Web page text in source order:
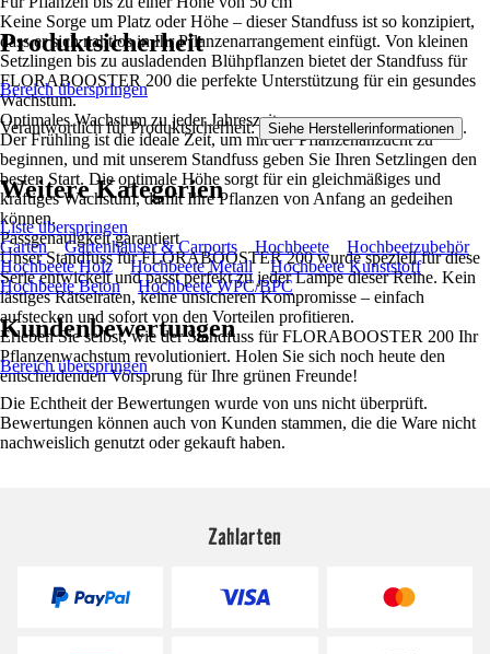
Keine Sorge um Platz oder Höhe – dieser Standfuss ist so konzipiert,
dass er sich nahtlos in Ihr Pflanzenarrangement einfügt. Von kleinen
Setzlingen bis zu ausladenden Blühpflanzen bietet der Standfuss für
FLORABOOSTER 200 die perfekte Unterstützung für ein gesundes
Wachstum.
Optimales Wachstum zu jeder Jahreszeit
Der Frühling ist die ideale Zeit, um mit der Pflanzenanzucht zu
beginnen, und mit unserem Standfuss geben Sie Ihren Setzlingen den
besten Start. Die optimale Höhe sorgt für ein gleichmäßiges und
kräftiges Wachstum, damit Ihre Pflanzen von Anfang an gedeihen
können.
Passgenauigkeit garantiert
Unser Standfuss für FLORABOOSTER 200 wurde speziell für diese
Serie entwickelt und passt perfekt zu jeder Lampe dieser Reihe. Kein
lästiges Rätselraten, keine unsicheren Kompromisse – einfach
aufstecken und sofort von den Vorteilen profitieren.
Erleben Sie selbst, wie der Standfuss für FLORABOOSTER 200 Ihr
Pflanzenwachstum revolutioniert. Holen Sie sich noch heute den
entscheidenden Vorsprung für Ihre grünen Freunde!
Produktsicherheit
Bereich überspringen
Verantwortlich für Produktsicherheit: Siehe Herstellerinformationen .
Weitere Kategorien
Liste überspringen
Garten
Gartenhäuser & Carports Hochbeete
Hochbeetzubehör
Hochbeete Holz
Hochbeete Metall
Hochbeete Kunststoff
Hochbeete Beton
Hochbeete WPC/BPC
Kundenbewertungen
Bereich überspringen
Die Echtheit der Bewertungen wurde von uns nicht überprüft.
Bewertungen können auch von Kunden stammen, die die Ware nicht
nachweislich genutzt oder gekauft haben.
Zahlarten